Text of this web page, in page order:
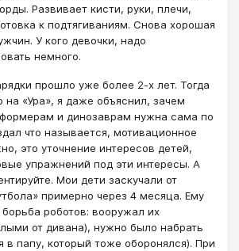
Развивает кисти, руки, плечи,
к подтягиваниям. Снова хорошая
У кого девочки, надо
немного.
прошло уже более 2-х лет. Тогда
на «Ура», я даже объяснил, зачем
и динозаврам нужна сама по
что называется, мотивационное
это уточнение интересов детей,
упражнений под эти интересы. А
Мои дети заскучали от
примерно через 4 месяца. Ему
роботов: вооружал их
от дивана), нужно было набрать
в папу, который тоже оборонялся). При